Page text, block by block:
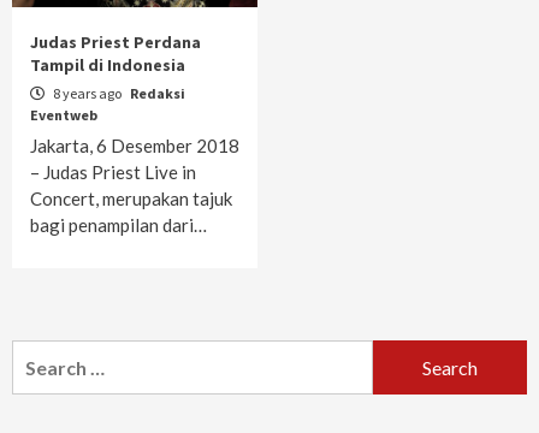
Judas Priest Perdana
Tampil di Indonesia
8 years ago Redaksi
Eventweb
Jakarta, 6 Desember 2018
– Judas Priest Live in
Concert, merupakan tajuk
bagi penampilan dari…
for: